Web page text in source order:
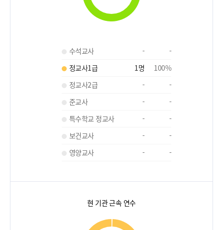
수석교사 -
-
정교사1급
1명 100%
정교사2급
-
-
준교사
-
-
특수학교 정교사
-
-
보건교사
-
-
영양교사
- -
현 기관 근속 연수